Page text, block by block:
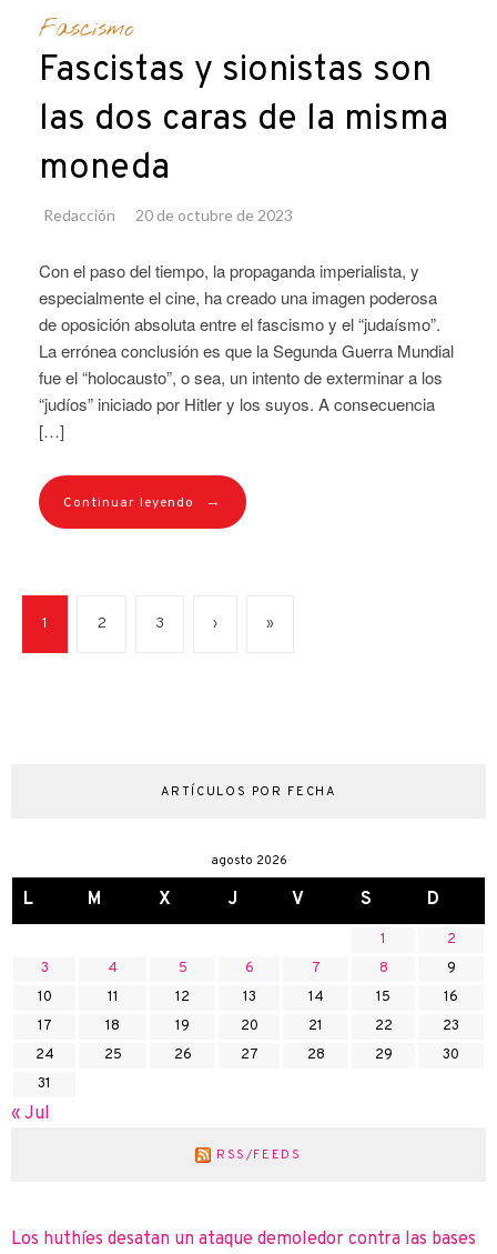
Fascismo
Fascistas y sionistas son
las dos caras de la misma
moneda
Redacción 20 de octubre de 2023
Con el paso del tiempo, la propaganda imperialista, y
especialmente el cine, ha creado una imagen poderosa
de oposición absoluta entre el fascismo y el “judaísmo”.
La errónea conclusión es que la Segunda Guerra Mundial
fue el “holocausto”, o sea, un intento de exterminar a los
“judíos” iniciado por Hitler y los suyos. A consecuencia
[…]
Continuar leyendo →
1 2 3 › »
ARTÍCULOS POR FECHA
agosto 2026
L M X J V S D
1
2
3
4 5 6 7 8
9
10
11 12 13 14 15
16
17
18 19 20 21 22
23
24
25 26 27 28 29
30
31
« Jul
RSS/FEEDS
Los huthíes desatan un ataque demoledor contra las bases